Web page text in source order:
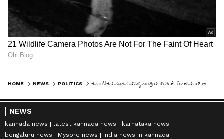
HOME NEWS POLITICS
NEWS
kannada news latest kannada news
karnataka news
bengaluru news
Mysore news
india news in kannada